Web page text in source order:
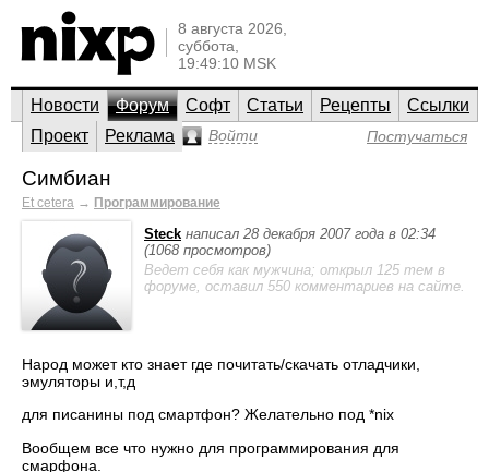
8 августа 2026,
суббота,
19:49:10 MSK
Новости Форум Софт Статьи Рецепты
Ссылки
Проект
Реклама Войти Постучаться
Симбиан
Et cetera → Программирование
Steck написал 28 декабря 2007 года в 02:34
(1068 просмотров)
Ведет себя как мужчина; открыл 125 тем в
форуме, оставил 550 комментариев на сайте.
Народ может кто знает где почитать/скачать отладчики,
эмуляторы и,т,д
для писанины под смартфон? Желательно под *nix
Вообщем все что нужно для программирования для
смарфона.